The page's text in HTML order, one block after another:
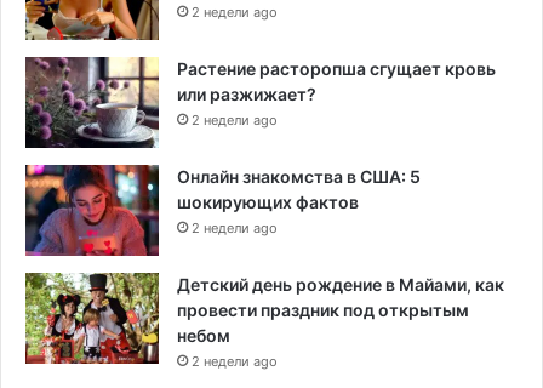
2 недели ago
Растение расторопша сгущает кровь
или разжижает?
2 недели ago
Онлайн знакомства в США: 5
шокирующих фактов
2 недели ago
Детский день рождение в Майами, как
провести праздник под открытым
небом
2 недели ago